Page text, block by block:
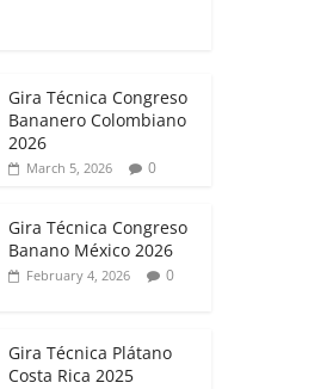
Gira Técnica Congreso
Bananero Colombiano
2026
March 5, 2026 0
Gira Técnica Congreso
Banano México 2026
February 4, 2026 0
Gira Técnica Plátano
Costa Rica 2025